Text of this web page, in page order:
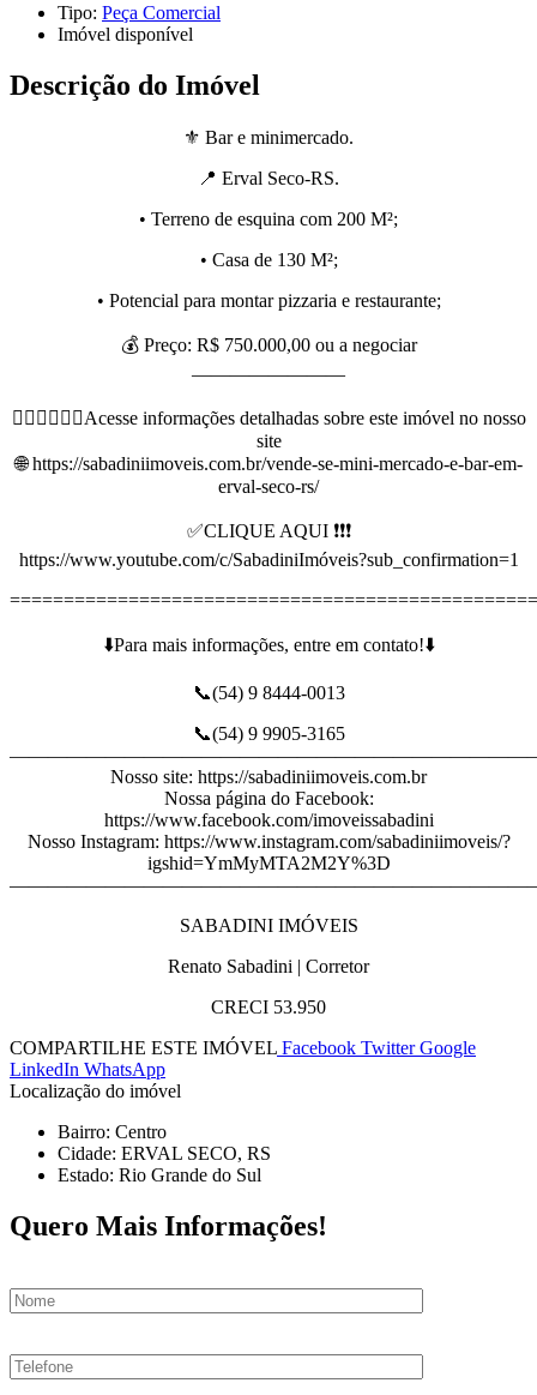
Tipo: Peça Comercial
Imóvel disponível
Descrição do Imóvel
⚜️ Bar e minimercado.
📍 Erval Seco-RS.
• Terreno de esquina com 200 M²;
• Casa de 130 M²;
• Potencial para montar pizzaria e restaurante;
💰 Preço: R$ 750.000,00 ou a negociar
————————
👇🏻👇🏻👇🏻Acesse informações detalhadas sobre este imóvel no nosso
site
🌐 https://sabadiniimoveis.com.br/vende-se-mini-mercado-e-bar-em-
erval-seco-rs/
✅CLIQUE AQUI ❗❗❗
https://www.youtube.com/c/SabadiniImóveis?sub_confirmation=1
⬇️Para mais informações, entre em contato!⬇️
📞(54) 9 8444-0013
📞(54) 9 9905-3165
Nosso site: https://sabadiniimoveis.com.br
Nossa página do Facebook:
https://www.facebook.com/imoveissabadini
Nosso Instagram: https://www.instagram.com/sabadiniimoveis/?
igshid=YmMyMTA2M2Y%3D
SABADINI IMÓVEIS
Renato Sabadini | Corretor
CRECI 53.950
COMPARTILHE ESTE IMÓVEL Facebook Twitter Google
LinkedIn WhatsApp
Localização do imóvel
Bairro: Centro
Cidade: ERVAL SECO, RS
Estado: Rio Grande do Sul
Quero Mais Informações!